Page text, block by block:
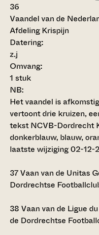
36
Vaandel van de
Afdeling Krispijn
Datering:
z.j
Omvang:
1 stuk
NB:
Het vaandel is
vertoont drie kruizen,
tekst NCVB-Dordrecht
donkerblauw, blauw,
laatste wijziging 02-12-
37Vaan van de Unitas
Dordrechtse
38 Vaan van de Ligue
de Dordrechtse